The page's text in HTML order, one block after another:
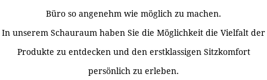
Büro so angenehm wie möglich zu machen.
In unserem Schauraum haben Sie die Möglichkeit die Vielfalt der
Produkte zu entdecken und den erstklassigen Sitzkomfort
persönlich zu erleben.